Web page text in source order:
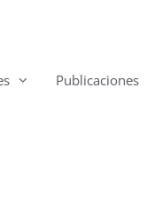
Publicaciones